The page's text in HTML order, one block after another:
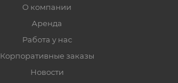
О компании
Аренда
Работа у нас
Корпоративные заказы
Новости